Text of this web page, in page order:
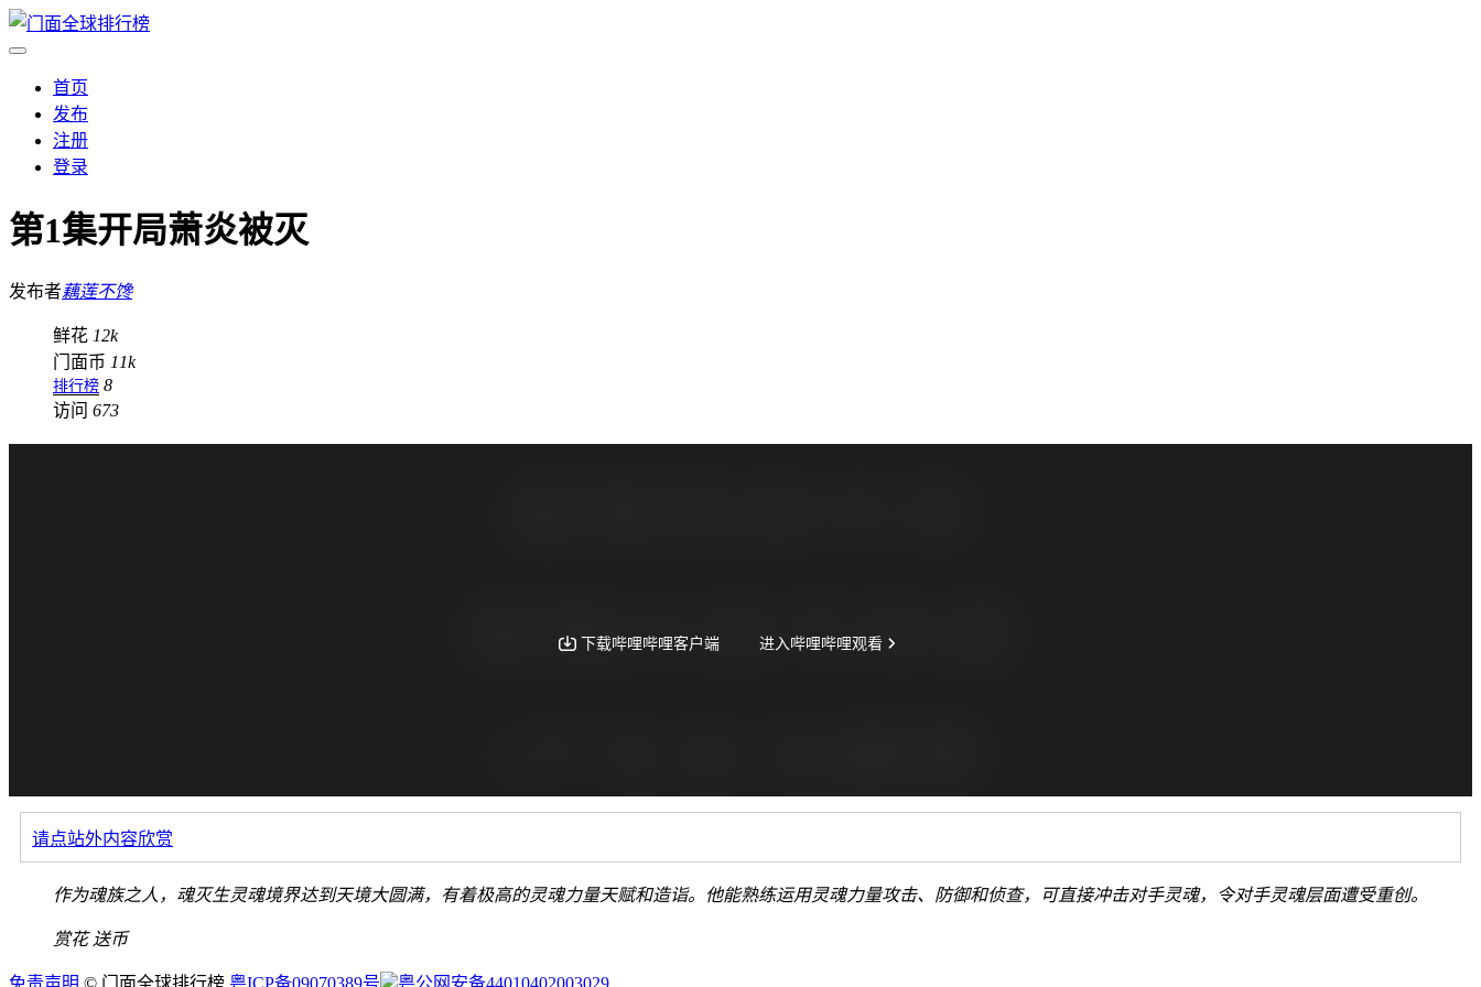
首页
发布
注册
登录
第1集开局萧炎被灭
发布者藕莲不馋
鲜花 12k
门面币 11k
排行榜 8
访问 673
请点站外内容欣赏
作为魂族之人，魂灭生灵魂境界达到天境大圆满，有着极高的灵魂力量天赋和造诣。他能熟练运用灵魂力量攻击、防御和侦查，可直接冲击对手灵魂，令对手灵魂层面遭受重创。
赏花 送币
免责声明 © 门面全球排行榜 粤ICP备09070389号 粤公网安备44010402003029